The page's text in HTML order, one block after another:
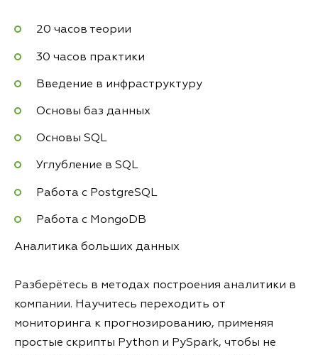
20 часов теории
30 часов практики
Введение в инфраструктуру
Основы баз данных
Основы SQL
Углубление в SQL
Работа с PostgreSQL
Работа с MongoDB
Аналитика больших данных
Разберётесь в методах построения аналитики в
компании. Научитесь переходить от
мониторинга к прогнозированию, применяя
простые скрипты Python и PySpark, чтобы не